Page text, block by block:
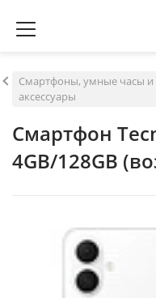
Смартфоны, умные часы и
аксессуары
Смартфон
4GB/128GB